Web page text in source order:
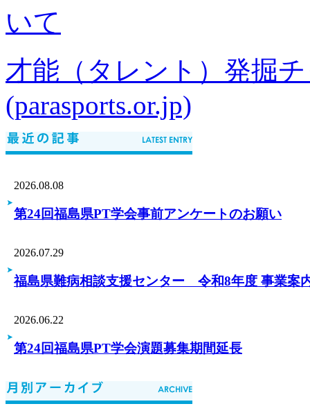
いて
才能（タレント）発掘
(parasports.or.jp)
2026.08.08
第24回福島県PT学会事前アンケートのお願い
2026.07.29
福島県難病相談支援センター 令和8年度 事業案
2026.06.22
第24回福島県PT学会演題募集期間延長